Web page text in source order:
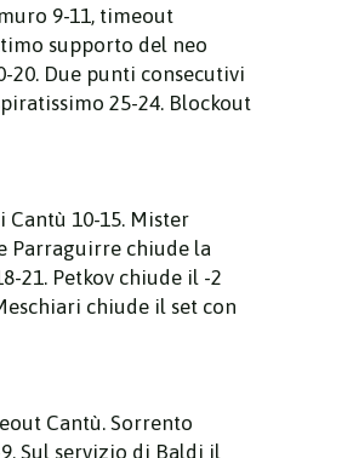
9-11, timeout
supporto del neo
20. Due punti consecutivi
25-24. Blockout
10-15. Mister
Parraguirre chiude la
21. Petkov chiude il -2
chiude il set con
Cantù. Sorrento
Sul servizio di Baldi il